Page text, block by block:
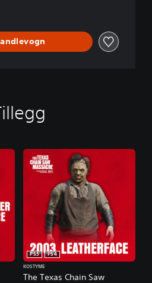
The Texas Chain Saw
PS5
PS4
KOSTYME